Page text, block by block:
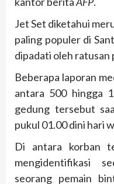
Jet Set diketahui
paling populer di
dipadati oleh ratusan
Beberapa laporan
antara 500 hingga
gedung tersebut
pukul 01.00 dini hari
Di antara korban
mengidentifikasi
seorang pemain